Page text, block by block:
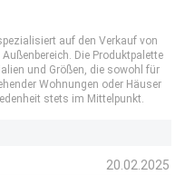
auf den Verkauf von
Die Produktpalette
und Größen, die sowohl für
Wohnungen oder Häuser
stets im Mittelpunkt.
20.02.2025